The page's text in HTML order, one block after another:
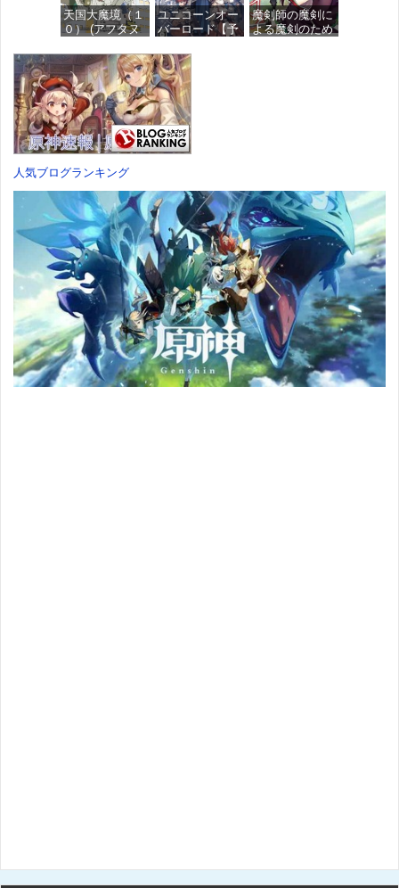
価格：¥4,676
天国大魔境（１
０） (アフタヌ
ス)
価格：¥759
ユニコーンオー
バーロード【予
DLC「アトラス
×ヴァニラウェ
ア 紋章セッ
ト」 同梱 -
Switch
価格：¥7,182
魔剣師の魔剣に
よる魔剣のため
人気ブログランキング